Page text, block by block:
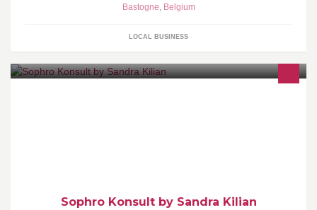
Bastogne, Belgium
LOCAL BUSINESS
Sophro Konsult by Sandra Kilian